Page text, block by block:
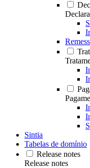
Sintia
Tabelas de domínio
Release notes
Release notes